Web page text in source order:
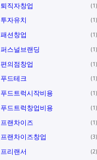
퇴직자창업 1
투자유치 1
패션창업 1
퍼스널브랜딩 1
편의점창업 1
푸드테크 1
푸드트럭시작비용 1
푸드트럭창업비용 1
프랜차이즈 1
프랜차이즈창업 3
프리랜서 2